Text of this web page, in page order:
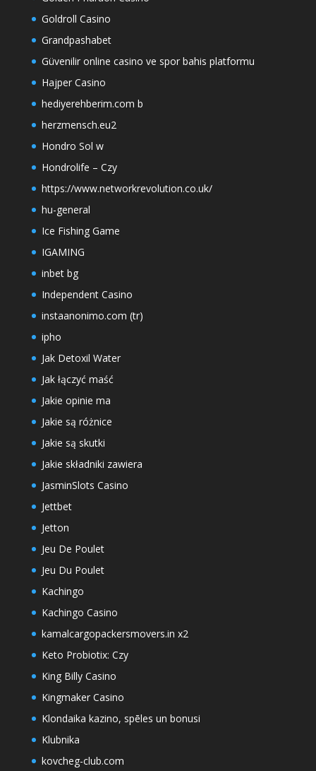
Goldroll Casino
Grandpashabet
Güvenilir online casino ve spor bahis platformu
Hajper Casino
hediyerehberim.com b
herzmensch.eu2
Hondro Sol w
Hondrolife – Czy
https://www.networkrevolution.co.uk/
hu-general
Ice Fishing Game
IGAMING
inbet bg
Independent Casino
instaanonimo.com (tr)
ipho
Jak Detoxil Water
Jak łączyć maść
Jakie opinie ma
Jakie są różnice
Jakie są skutki
Jakie składniki zawiera
JasminSlots Casino
Jettbet
Jetton
Jeu De Poulet
Jeu Du Poulet
Kachingo
Kachingo Casino
kamalcargopackersmovers.in x2
Keto Probiotix: Czy
King Billy Casino
Kingmaker Casino
Klondaika kazino, spēles un bonusi
Klubnika
kovcheg-club.com